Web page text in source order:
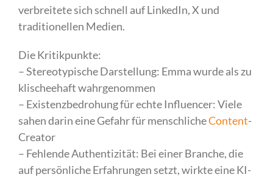
verbreitete sich schnell auf LinkedIn, X und
traditionellen Medien.
Die Kritikpunkte:
– Stereotypische Darstellung: Emma wurde als zu
klischeehaft wahrgenommen
– Existenzbedrohung für echte Influencer: Viele
sahen darin eine Gefahr für menschlicheContent-
Creator
– Fehlende Authentizität: Bei einer Branche, die
auf persönliche Erfahrungen setzt, wirkte eine KI-